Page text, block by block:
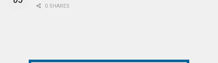
0 SHARES